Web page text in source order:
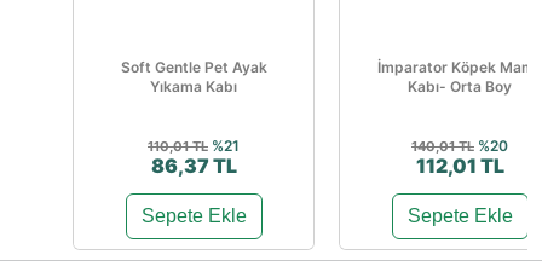
Soft Gentle Pet Ayak
Yıkama Kabı
110,01 TL %21
86,37 TL
Sepete Ekle
İmparator Köpek Mama
Kabı- Orta Boy
140,01 TL %20
112,01 TL
Sepete Ekle